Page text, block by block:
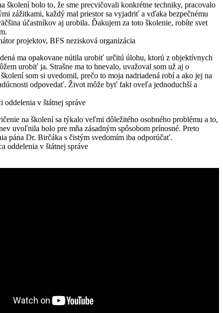
školení bolo to, že sme precvičovali konkrétne techniky, pracovalo
zážitkami, každý mal priestor sa vyjadriť a vďaka bezpečnému
účastníkov aj urobila. Ďakujem za toto školenie, robíte svet
projektov, BFS nezisková organizácia
ma opakovane nútila urobiť určitú úlohu, ktorú z objektívnych
urobiť ja. Strašne ma to hnevalo, uvažoval som už aj o
som si uvedomil, prečo to moja nadriadená robí a ako jej na
odpovedať. Život môže byť fakt oveľa jednoduchší a
oddelenia v štátnej správe
na školení sa týkalo veľmi dôležitého osobného problému a to,
uvoľnila bolo pre mňa zásadným spôsobom prínosné. Preto
pána Dr. Birčáka s čistým svedomím iba odporúčať.
oddelenia v štátnej správe